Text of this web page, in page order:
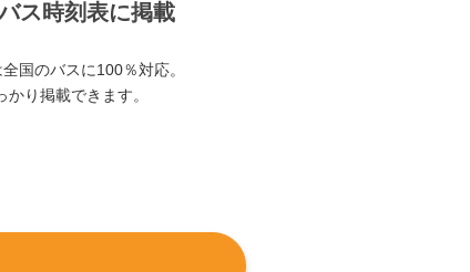
ス時刻表に掲載
国のバスに100％対応。
かり掲載できます。